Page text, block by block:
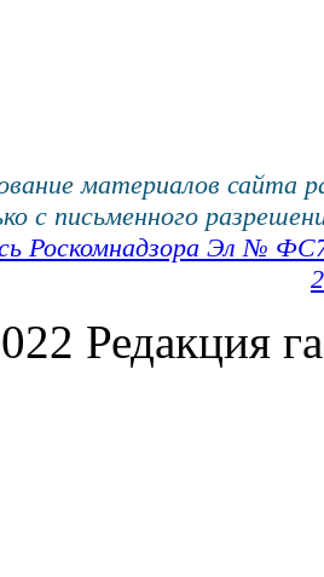
материалов сайта
с письменного
Роскомнадзора Эл №
Редакция